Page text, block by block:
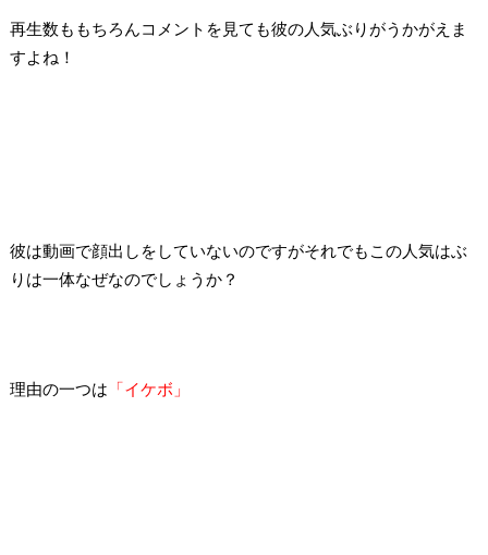
再生数ももちろんコメントを見ても彼の人気ぶりがうかがえま
すよね！
彼は動画で顔出しをしていないのですがそれでもこの人気はぶ
りは一体なぜなのでしょうか？
理由の一つは 「イケボ」